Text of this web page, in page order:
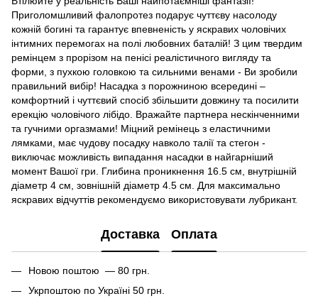
Приголомшливий фалопротез подарує чуттєву насолоду
кожній богині та гарантує впевненість у яскравих чоловічих
інтимних перемогах на полі любовних баталій! З цим твердим
ремінцем з прорізом на пенісі реалістичного вигляду та
форми, з пухкою головкою та сильними венами - Ви зробили
правильний вибір! Насадка з порожниною всередині –
комфортний і чуттєвий спосіб збільшити довжину та посилити
ерекцію чоловічого лібідо. Вражайте партнера нескінченними
та гучними оргазмами! Міцний ремінець з еластичними
лямками, має чудову посадку навколо талії та стегон -
виключає можливість випадання насадки в найгарніший
момент Вашої гри. Глибина проникнення 16.5 см, внутрішній
діаметр 4 см, зовнішній діаметр 4.5 см. Для максимально
яскравих відчуттів рекомендуємо використовувати лубрикант.
Доставка Оплата
Новою поштою — 80 грн.
Укрпоштою по Україні 50 грн.